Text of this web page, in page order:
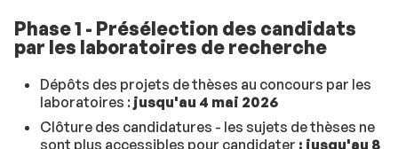
Phase 1 - Présélection des candidats
par les laboratoires de recherche
Dépôts des projets de thèses au concours par les
laboratoires : jusqu'au 4 mai 2026
Clôture des candidatures - les sujets de thèses ne
sont plus accessibles pour candidater : jusqu'au 8